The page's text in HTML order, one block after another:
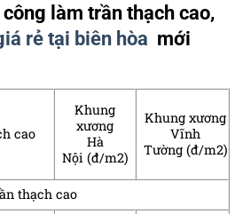
làm trần thạch cao,
rẻ tại biên hòa mới
cao
Khung
xương
Hà
Nội (đ/m2)
Khung xương
Vĩnh
Tường (đ/m2)
thạch cao